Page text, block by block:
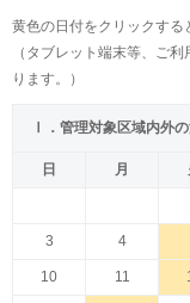
黄色の日付をクリックする
（タブレット端末等、ご
ります。）
Ⅰ．管理対象区域内外の
日 月
3 4
10 11